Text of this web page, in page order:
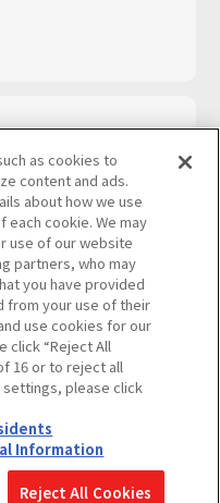
ポリシー
する保護方針
著作権・商標について
応方針
を表示する
as cookies to
content and ads.
about how we use
cookie. We may
use of our website
partners, who may
you have provided
from your use of their
use cookies for our
click “Reject All
16 or to reject all
please click
Information
Reject All Cookies